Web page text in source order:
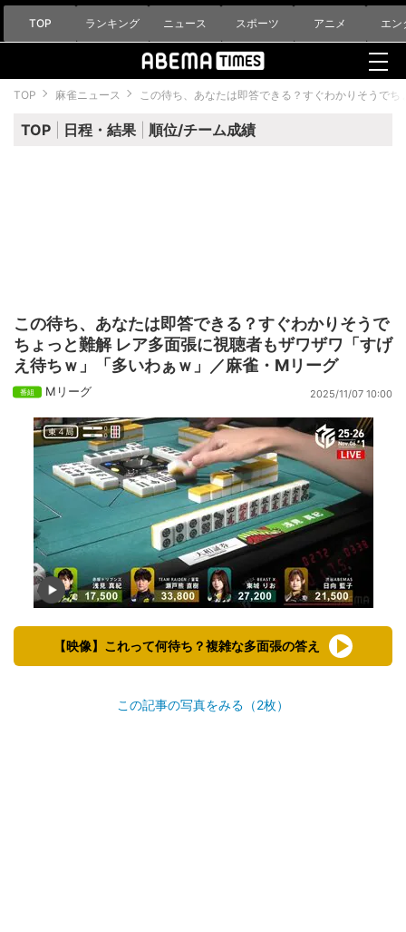
TOP ランキング ニュース スポーツ アニメ エン
TOP 麻雀ニュース この待ち、あなたは即答できる？すぐわかりそうで
TOP 日程・結果 順位/チーム成績
この待ち、あなたは即答できる？すぐわかりそうで
ちょっと難解 レア多面張に視聴者もザワザワ「すげ
え待ちｗ」「多いわぁｗ」／麻雀・Mリーグ
Mリーグ 2025/11/07 10:00
【映像】これって何待ち？複雑な多面張の答え
この記事の写真をみる（2枚）